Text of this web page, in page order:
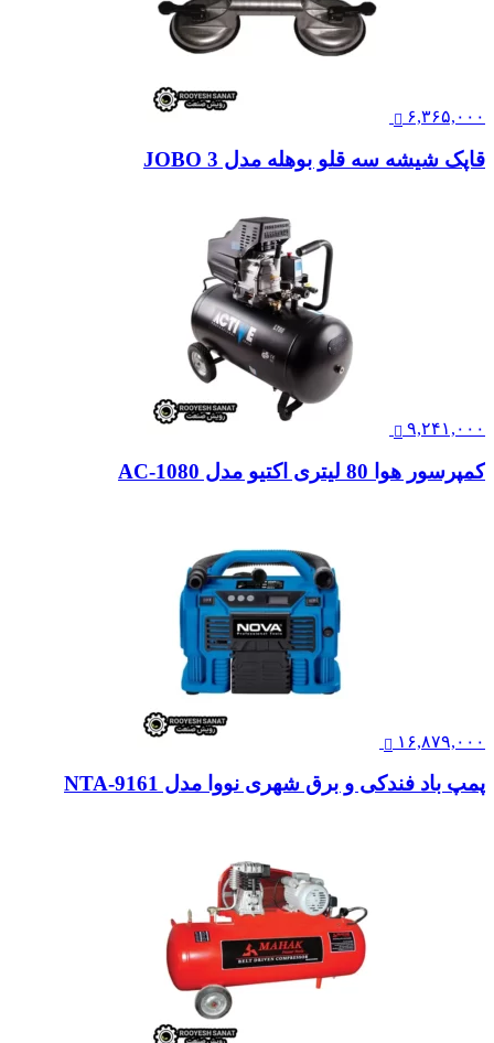
۶,۳۶۵,۰۰۰
قاپک شیشه سه قلو بوهله مدل JOBO 3
۹,۲۴۱,۰۰۰
کمپرسور هوا 80 لیتری اکتیو مدل AC-1080
۱۶,۸۷۹,۰۰۰
پمپ باد فندکی و برق شهری نووا مدل NTA-9161